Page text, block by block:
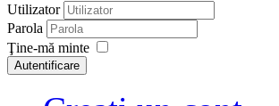
Utilizator
Parola
Ţine-mă minte
Autentificare